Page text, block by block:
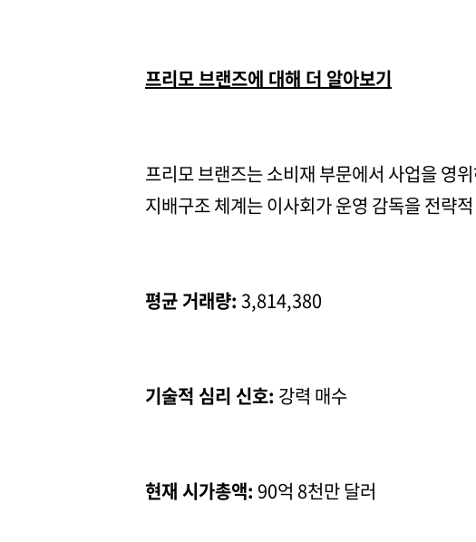
프리모 브랜즈에 대해 더 알아보기
프리모 브랜즈는 소비재 부문에서 사업을 영
지배구조 체계는 이사회가 운영 감독을 전략
평균 거래량: 3,814,380
기술적 심리 신호: 강력 매수
현재 시가총액: 90억 8천만 달러